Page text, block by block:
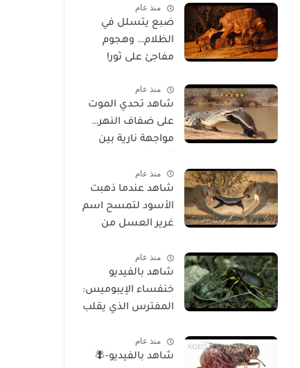
منذ عام
ضبع يتسلل في
الظلام… وهجوم
مفاجئ على ثور!
منذ عام
شاهد تحدي الموت
على ضفاف النهر…
مواجهة نارية بين
وتمساح شرس
منذ عام
شاهد عندما ذهبت
الأسود لتمسح اسم
غرير العسل من
منذ عام
شاهد بالفيديو
خنفساء الإيبوميس:
المفترس الذي يقلب
منذ عام
شاهد بالفيديو-🪰